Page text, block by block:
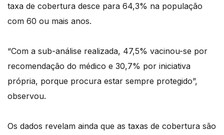
taxa de cobertura desce para 64,3% na população
com 60 ou mais anos.
“Com a sub-análise realizada, 47,5% vacinou-se por
recomendação do médico e 30,7% por iniciativa
própria, porque procura estar sempre protegido”,
observou.
Os dados revelam ainda que as taxas de cobertura são